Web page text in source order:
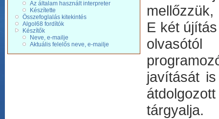
Az általam használt interpreter
Készítette
Összefoglalás kitekintés
Algol68 fordítók
Készítők
Neve, e-mailje
Aktuális felelős neve, e-mailje
E két
javítását
tárgyalja.